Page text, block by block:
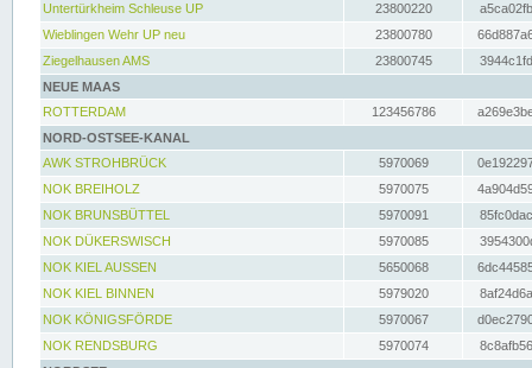
Untertürkheim Schleuse UP
23800220
Wieblingen Wehr UP neu
23800780
Ziegelhausen AMS
23800745
NEUE MAAS
ROTTERDAM
123456786
NORD-OSTSEE-KANAL
AWK STROHBRÜCK
5970069
NOK BREIHOLZ
5970075
NOK BRUNSBÜTTEL
5970091
NOK DÜKERSWISCH
5970085
NOK KIEL AUSSEN
5650068
NOK KIEL BINNEN
5979020
NOK KÖNIGSFÖRDE
5970067
NOK RENDSBURG
5970074